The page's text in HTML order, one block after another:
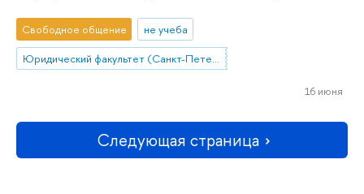
Свободное общение
не учеба
Юридический факультет (Санкт-Петербург)
16 июня
Следующая страница